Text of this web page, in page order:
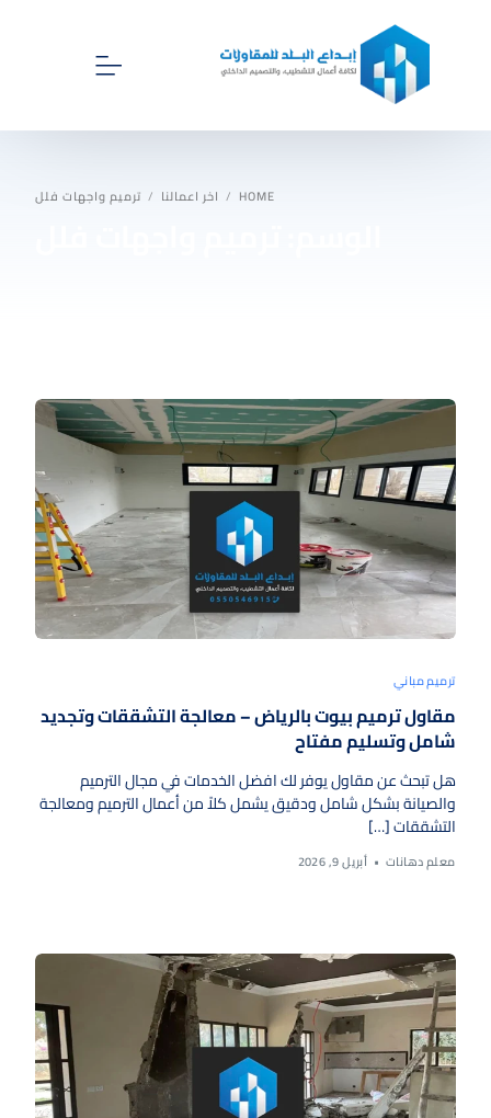
HOME اخر اعمالنا ترميم واجهات فلل
ترميم مباني
مقاول ترميم بيوت بالرياض – معالجة التشققات وتجديد
شامل وتسليم مفتاح
هل تبحث عن مقاول يوفر لك افضل الخدمات في مجال الترميم
والصيانة بشكل شامل ودقيق يشمل كلاً من أعمال الترميم ومعالجة
التشققات […]
معلم دهانات أبريل 9, 2026